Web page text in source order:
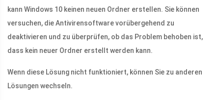
kann Windows 10 keinen neuen Ordner erstellen. Sie können
versuchen, die Antivirensoftware vorübergehend zu
deaktivieren und zu überprüfen, ob das Problem behoben ist,
dass kein neuer Ordner erstellt werden kann.
Wenn diese Lösung nicht funktioniert, können Sie zu anderen
Lösungen wechseln.